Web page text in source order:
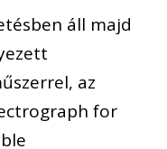
áll majd
az
for